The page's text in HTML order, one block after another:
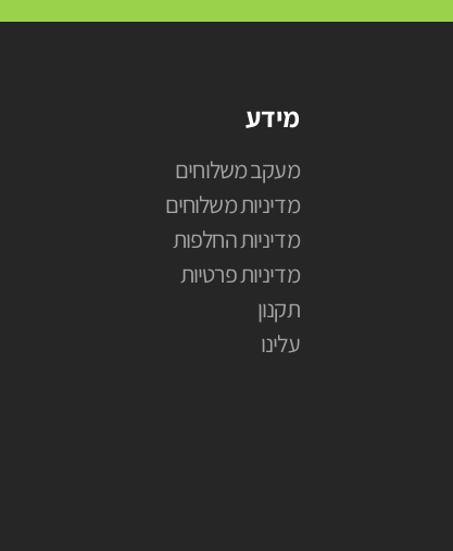
מידע
מעקב משלוחים
מדיניות משלוחים
מדיניות החלפות
מדיניות פרטיות
תקנון
עלינו